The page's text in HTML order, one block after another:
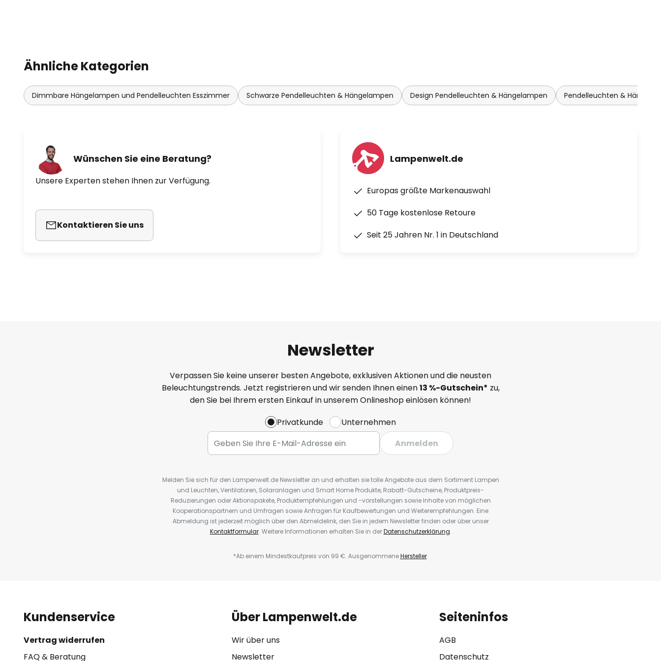
Ähnliche Kategorien
Dimmbare Hängelampen und Pendelleuchten Esszimmer Schwarze Pendelleuchten & Hängelampen Design Pendelleuchten & Hängelampen Pendelleuchten &
Wünschen Sie eine Beratung?
Unsere Experten stehen Ihnen zur Verfügung.
Kontaktieren Sie uns
Lampenwelt.de
Europas größte Markenauswahl
50 Tage kostenlose Retoure
Seit 25 Jahren Nr. 1 in Deutschland
Newsletter
Verpassen Sie keine unserer besten Angebote, exklusiven Aktionen und die neusten
Beleuchtungstrends. Jetzt registrieren und wir senden Ihnen einen13 %-Gutschein* zu,
den Sie bei Ihrem ersten Einkauf in unserem Onlineshop einlösen können!
Privatkunde
Unternehmen
Anmelden
Melden Sie sich für den Lampenwelt.de Newsletter an und erhalten sie tolle Angebote aus dem Sortiment Lampen
und Leuchten, Ventilatoren, Solaranlagen und Smart Home Produkte, Rabatt-Gutscheine, Produktpreis-
Reduzierungen oder Aktionspakete, Produktempfehlungen und -vorstellungen sowie Inhalte von möglichen
Kooperationspartnern und Umfragen sowie Anfragen für Kaufbewertungen und Weiterempfehlungen. Eine
Abmeldung ist jederzeit möglich über den Abmeldelink, den Sie in jedem Newsletter finden oder über unser
Kontaktformular. Weitere Informationen erhalten Sie in derDatenschutzerklärung.
*Ab einem Mindestkaufpreis von 99 €. AusgenommeneHersteller.
Kundenservice
Vertrag widerrufen
FAQ & Beratung
Über Lampenwelt.de
Wir über uns
Newsletter
Seiteninfos
AGB
Datenschutz